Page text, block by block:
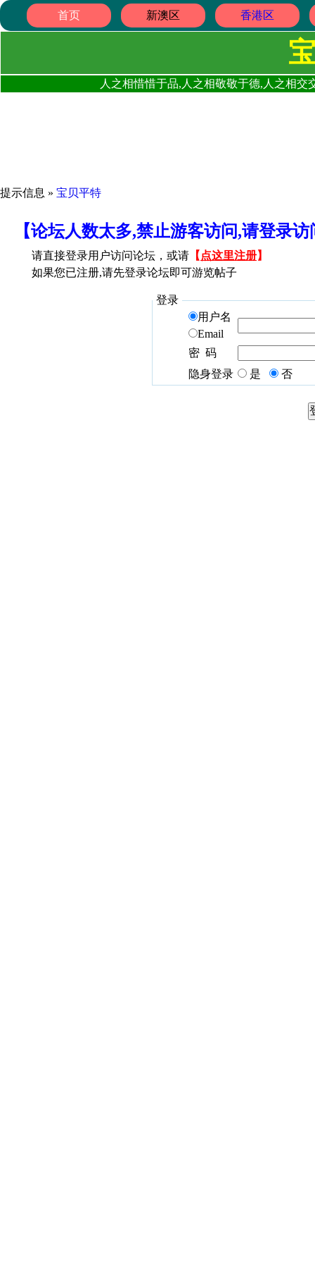
首页 新澳区 香港区
人之相惜惜于品,人之相敬敬于德,人之相
提示信息 » 宝贝平特
【论坛人数太多,禁止游客访问,请登录
请直接登录用户访问论坛，或请 【 点这里注册】
如果您已注册,请先登录论坛即可游览帖子
登录
用户名
Email
密 码
隐身登录
是 否